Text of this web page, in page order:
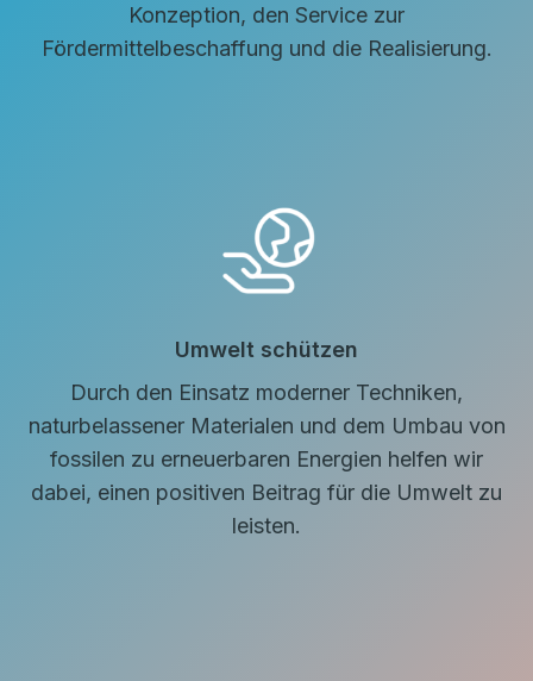
Konzeption, den Service zur
Fördermittelbeschaffung und die Realisierung.
Umwelt schützen
Durch den Einsatz moderner Techniken,
naturbelassener Materialen und dem Umbau von
fossilen zu erneuerbaren Energien helfen wir
dabei, einen positiven Beitrag für die Umwelt zu
leisten.